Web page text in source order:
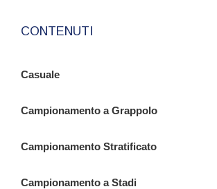
CONTENUTI
Casuale
Campionamento a Grappolo
Campionamento Stratificato
Campionamento a Stadi